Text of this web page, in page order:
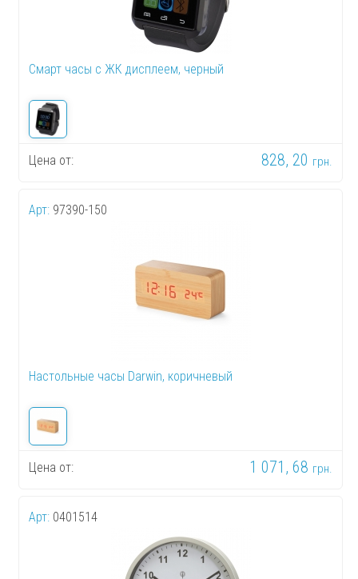
Смарт часы с ЖК дисплеем, черный
Цена от: 828, 20 грн.
Арт: 97390-150
Настольные часы Darwin, коричневый
Цена от: 1 071, 68 грн.
Арт: 0401514